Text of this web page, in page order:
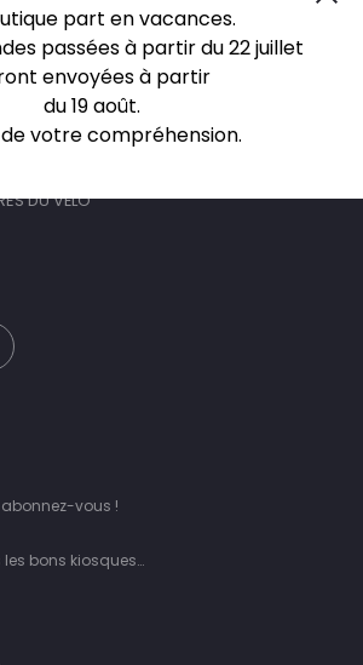
DU VÉLO
abonnez-vous !
bons kiosques…
part en vacances.
passées à partir du 22 juillet
envoyées à partir
du 19 août.
votre compréhension.